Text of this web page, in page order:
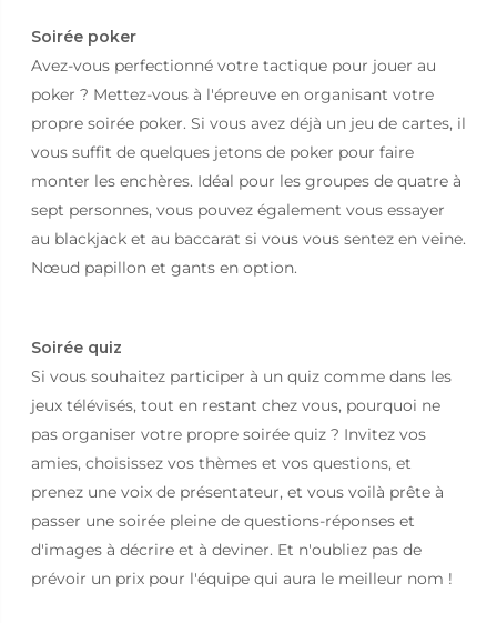
Soirée poker
Avez-vous perfectionné votre tactique pour jouer au
poker ? Mettez-vous à l'épreuve en organisant votre
propre soirée poker. Si vous avez déjà un jeu de cartes, il
vous suffit de quelques jetons de poker pour faire
monter les enchères. Idéal pour les groupes de quatre à
sept personnes, vous pouvez également vous essayer
au blackjack et au baccarat si vous vous sentez en veine.
Nœud papillon et gants en option.
Soirée quiz
Si vous souhaitez participer à un quiz comme dans les
jeux télévisés, tout en restant chez vous, pourquoi ne
pas organiser votre propre soirée quiz ? Invitez vos
amies, choisissez vos thèmes et vos questions, et
prenez une voix de présentateur, et vous voilà prête à
passer une soirée pleine de questions-réponses et
d'images à décrire et à deviner. Et n'oubliez pas de
prévoir un prix pour l'équipe qui aura le meilleur nom !